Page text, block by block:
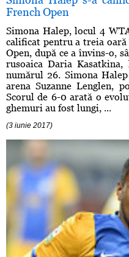
French Open
Simona Halep, locul 4
calificat pentru a treia
Open, după ce a învins-o,
rusoaica Daria
numărul 26. Simona
arena Suzanne Lenglen,
Scorul de 6-0 arată o
ghemuri au fost lungi, ...
(3 iunie 2017)